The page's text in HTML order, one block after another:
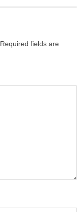
Required fields are